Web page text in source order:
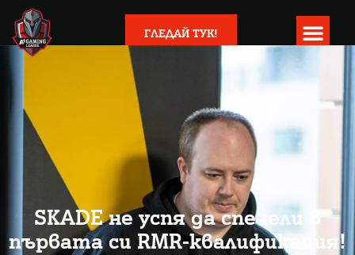
ГЛЕДАЙ ТУК!
SKADE не успя да спечели в
първата си RMR-квалификация!